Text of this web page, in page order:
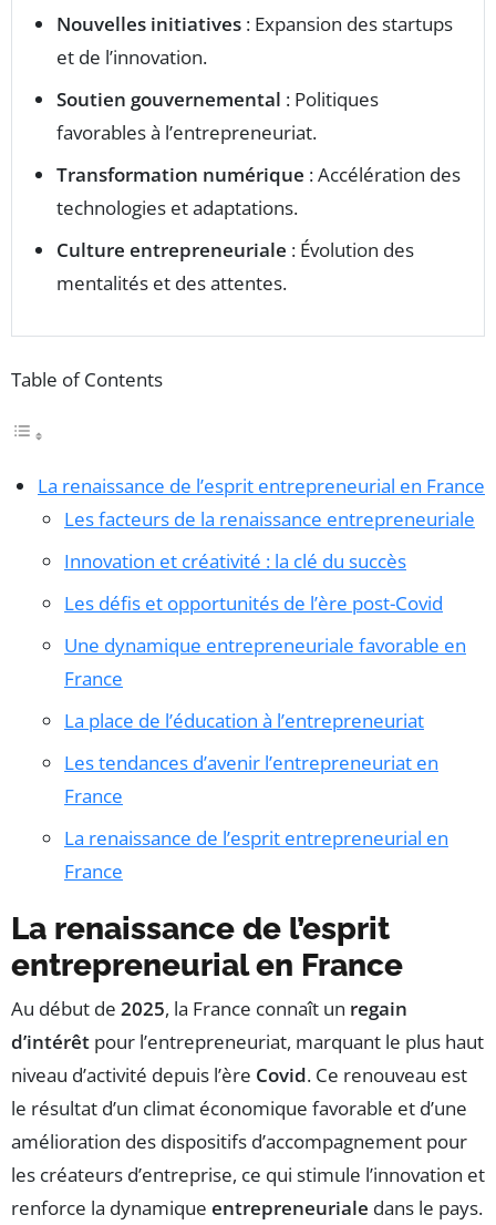
Nouvelles initiatives : Expansion des startups
et de l’innovation.
Soutien gouvernemental : Politiques
favorables à l’entrepreneuriat.
Transformation numérique : Accélération des
technologies et adaptations.
Culture entrepreneuriale : Évolution des
mentalités et des attentes.
Table of Contents
La renaissance de l’esprit entrepreneurial en France
Les facteurs de la renaissance entrepreneuriale
Innovation et créativité : la clé du succès
Les défis et opportunités de l’ère post-Covid
Une dynamique entrepreneuriale favorable en
France
La place de l’éducation à l’entrepreneuriat
Les tendances d’avenir l’entrepreneuriat en
France
La renaissance de l’esprit entrepreneurial en
France
La renaissance de l’esprit
entrepreneurial en France
Au début de 2025, la France connaît un regain
d’intérêt pour l’entrepreneuriat, marquant le plus haut
niveau d’activité depuis l’ère Covid. Ce renouveau est
le résultat d’un climat économique favorable et d’une
amélioration des dispositifs d’accompagnement pour
les créateurs d’entreprise, ce qui stimule l’innovation et
renforce la dynamique entrepreneuriale dans le pays.